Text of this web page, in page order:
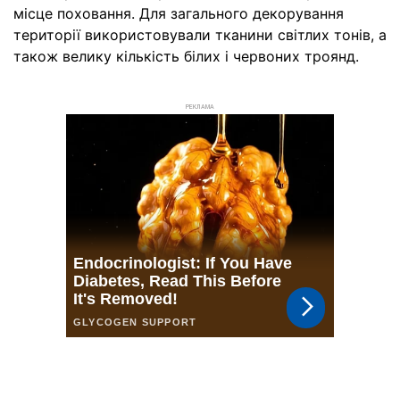
місце поховання. Для загального декорування
території використовували тканини світлих тонів, а
також велику кількість білих і червоних троянд.
РЕКЛАМА